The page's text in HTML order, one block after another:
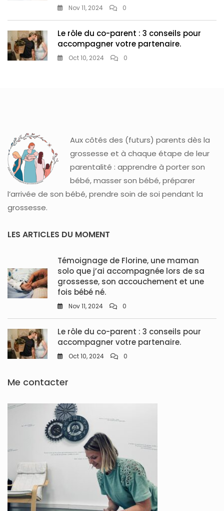
Nov 11, 2024 0
Le rôle du co-parent : 3 conseils pour
accompagner votre partenaire.
Oct 10, 2024 0
Aux côtés des (futurs) parents dès la
grossesse et à chaque étape de leur
parentalité : apprendre à porter son
bébé, masser son bébé, préparer
l’arrivée de son bébé, prendre soin de soi pendant la
grossesse.
LES ARTICLES DU MOMENT
Témoignage de Florine, une maman
solo que j’ai accompagnée lors de sa
grossesse, son accouchement et une
fois bébé né.
Nov 11, 2024 0
Le rôle du co-parent : 3 conseils pour
accompagner votre partenaire.
Oct 10, 2024 0
Me contacter